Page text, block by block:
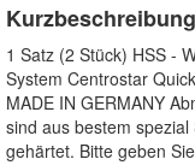
Kurzbeschreibung
1 Satz (2 Stück) HSS -
System Centrostar
MADE IN GERMANY
sind aus bestem
gehärtet. Bitte geben